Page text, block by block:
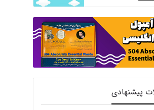
پیشنهادی